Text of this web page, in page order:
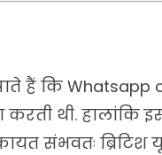
हैं कि Whatsapp
थी. हालांकि
संभवतः ब्रिटिश